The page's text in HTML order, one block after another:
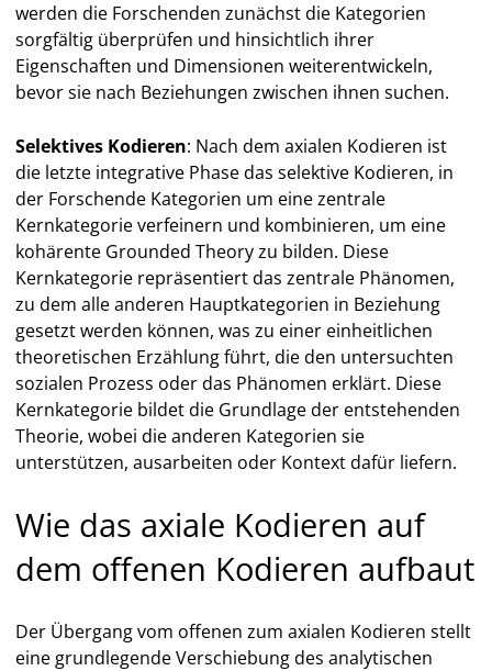
werden die Forschenden zunächst die Kategorien
sorgfältig überprüfen und hinsichtlich ihrer
Eigenschaften und Dimensionen weiterentwickeln,
bevor sie nach Beziehungen zwischen ihnen suchen.
Selektives Kodieren: Nach dem axialen Kodieren ist
die letzte integrative Phase das selektive Kodieren, in
der Forschende Kategorien um eine zentrale
Kernkategorie verfeinern und kombinieren, um eine
kohärente Grounded Theory zu bilden. Diese
Kernkategorie repräsentiert das zentrale Phänomen,
zu dem alle anderen Hauptkategorien in Beziehung
gesetzt werden können, was zu einer einheitlichen
theoretischen Erzählung führt, die den untersuchten
sozialen Prozess oder das Phänomen erklärt. Diese
Kernkategorie bildet die Grundlage der entstehenden
Theorie, wobei die anderen Kategorien sie
unterstützen, ausarbeiten oder Kontext dafür liefern.
Wie das axiale Kodieren auf
dem offenen Kodieren aufbaut
Der Übergang vom offenen zum axialen Kodieren stellt
eine grundlegende Verschiebung des analytischen